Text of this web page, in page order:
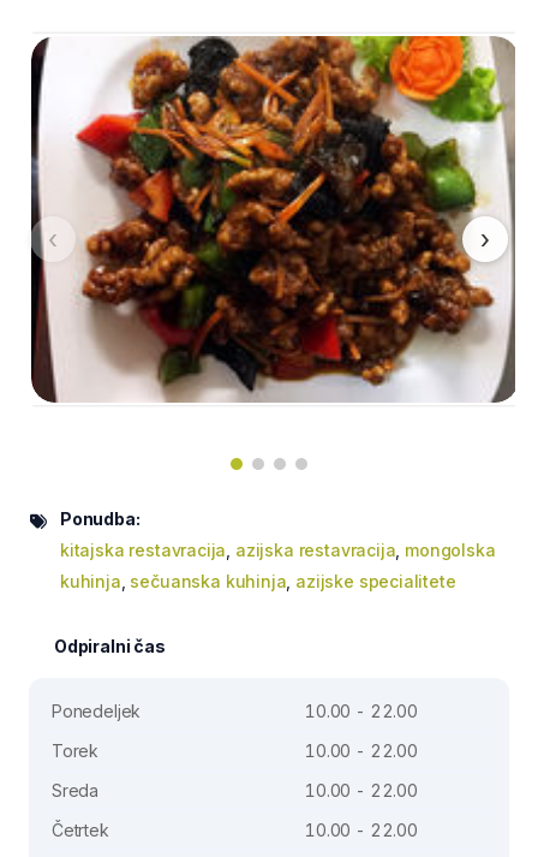
‹ ›
Ponudba:
kitajska restavracija azijska restavracija mongolska
kuhinja sečuanska kuhinja azijske specialitete
Odpiralni čas
Ponedeljek
10.00 - 22.00
Torek
10.00 - 22.00
Sreda
10.00 - 22.00
Četrtek
10.00 - 22.00